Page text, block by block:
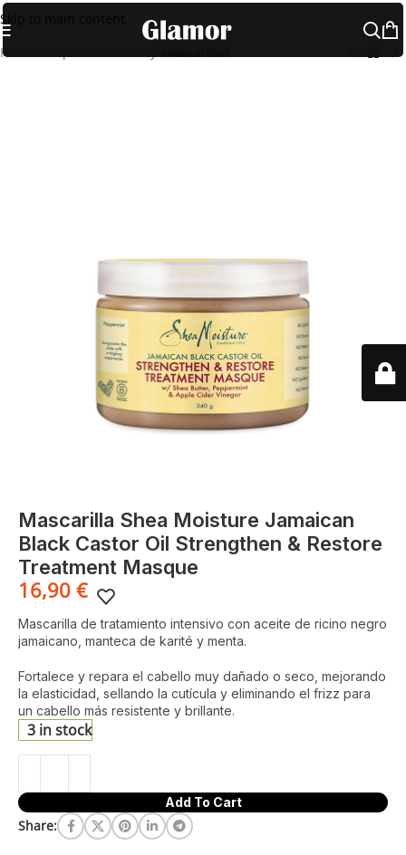
Skip to main content
Home
Mascarilla Shea Moisture Jamaican
Black Castor Oil Strengthen & Restore
Treatment Masque
16,90 €
Mascarilla de tratamiento intensivo con aceite de ricino negro
jamaicano, manteca de karité y menta.
Fortalece y repara el cabello muy dañado o seco, mejorando
la elasticidad, sellando la cutícula y eliminando el frizz para
un cabello más resistente y brillante.
3 in stock
Add To Cart
Share: